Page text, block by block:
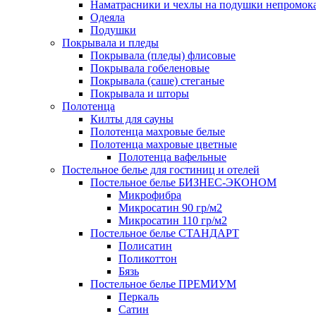
Наматрасники и чехлы на подушки
Одеяла
Подушки
Покрывала и пледы
Покрывала (пледы) флисовые
Покрывала гобеленовые
Покрывала (саше) стеганые
Покрывала и шторы
Полотенца
Килты для сауны
Полотенца махровые белые
Полотенца махровые цветные
Полотенца вафельные
Постельное белье для гостиниц и отелей
Постельное белье БИЗНЕС-ЭКОНОМ
Микрофибра
Микросатин 90 гр/м2
Микросатин 110 гр/м2
Постельное белье СТАНДАРТ
Полисатин
Поликоттон
Бязь
Постельное белье ПРЕМИУМ
Перкаль
Сатин